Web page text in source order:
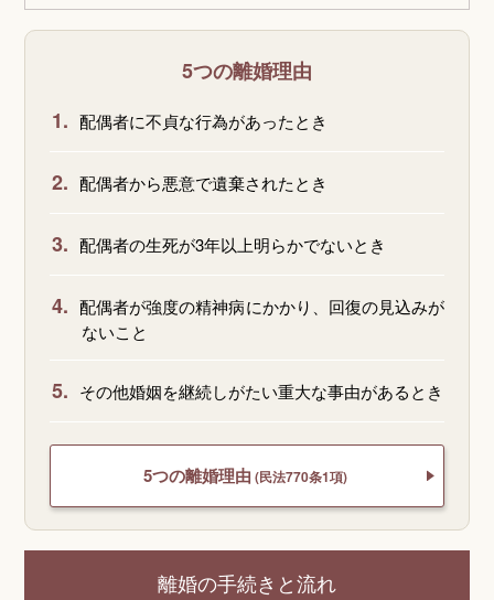
5つの離婚理由
1. 配偶者に不貞な行為があったとき
2. 配偶者から悪意で遺棄されたとき
3. 配偶者の生死が3年以上明らかでないとき
4. 配偶者が強度の精神病にかかり、回復の見込みが
ないこと
5. その他婚姻を継続しがたい重大な事由があるとき
5つの離婚理由 (民法770条1項)
離婚の手続きと流れ